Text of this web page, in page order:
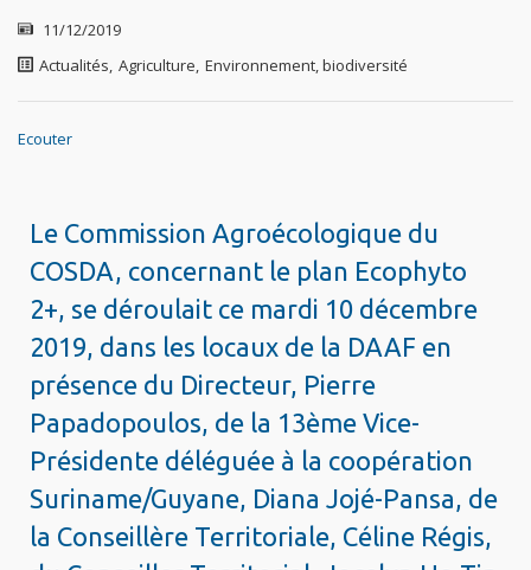
11/12/2019
Actualités, Agriculture, Environnement, biodiversité
Ecouter
Le Commission Agroécologique du
COSDA, concernant le plan Ecophyto
2+, se déroulait ce mardi 10 décembre
2019, dans les locaux de la DAAF en
présence du Directeur, Pierre
Papadopoulos, de la 13ème Vice-
Présidente déléguée à la coopération
Suriname/Guyane, Diana Jojé-Pansa, de
la Conseillère Territoriale, Céline Régis,